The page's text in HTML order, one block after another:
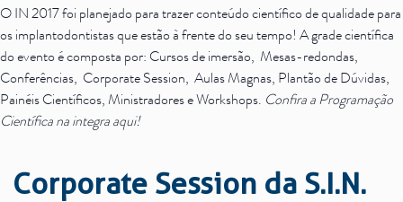
O IN 2017 foi planejado para trazer conteúdo científico de qualidade para
os implantodontistas que estão à frente do seu tempo! A grade científica
do evento é composta por: Cursos de imersão, Mesas-redondas,
Conferências, Corporate Session, Aulas Magnas, Plantão de Dúvidas,
Painéis Científicos, Ministradores e Workshops. Confira a Programação
Científica na integra aqui!
Corporate Session da S.I.N.